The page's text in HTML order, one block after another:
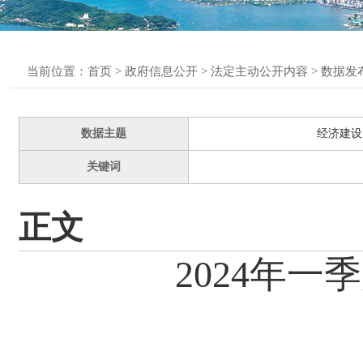
当前位置： 首页 > 政府信息公开 > 法定主动公开内容 > 数据发
数据主题 经济建设
关键词
正文
2024年一